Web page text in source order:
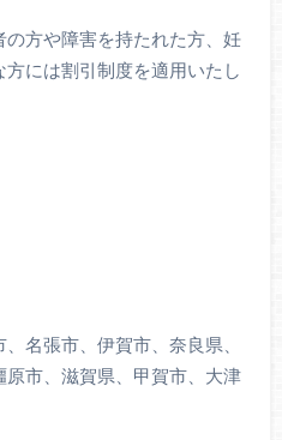
方や障害を持たれた方、妊
には割引制度を適用いたし
名張市、伊賀市、奈良県、
市、滋賀県、甲賀市、大津